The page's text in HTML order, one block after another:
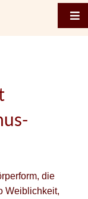
Gesicht
die
Weiblichkeit,